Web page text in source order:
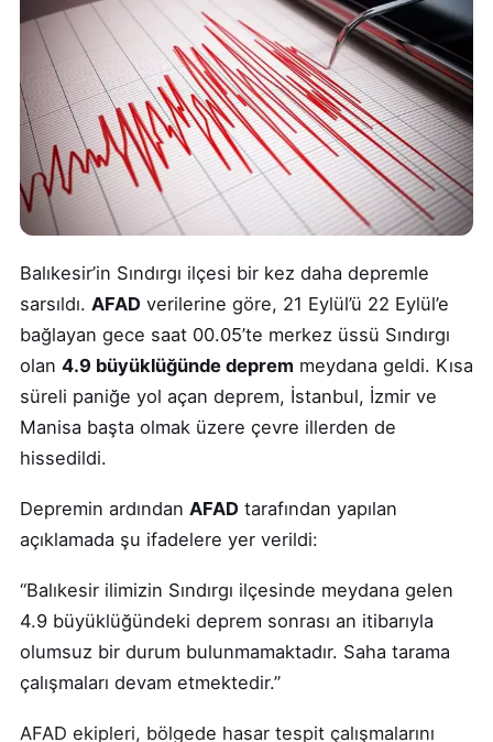
Balıkesir’in Sındırgı ilçesi bir kez daha depremle
sarsıldı. AFAD verilerine göre, 21 Eylül’ü 22 Eylül’e
bağlayan gece saat 00.05’te merkez üssü Sındırgı
olan 4.9 büyüklüğünde deprem meydana geldi. Kısa
süreli paniğe yol açan deprem, İstanbul, İzmir ve
Manisa başta olmak üzere çevre illerden de
hissedildi.
Depremin ardından AFAD tarafından yapılan
açıklamada şu ifadelere yer verildi:
“Balıkesir ilimizin Sındırgı ilçesinde meydana gelen
4.9 büyüklüğündeki deprem sonrası an itibarıyla
olumsuz bir durum bulunmamaktadır. Saha tarama
çalışmaları devam etmektedir.”
AFAD ekipleri, bölgede hasar tespit çalışmalarını